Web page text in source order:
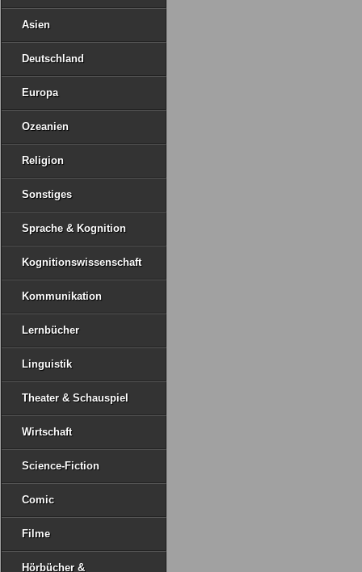
Asien
Deutschland
Europa
Ozeanien
Religion
Sonstiges
Sprache & Kognition
Kognitionswissenschaft
Kommunikation
Lernbücher
Linguistik
Theater & Schauspiel
Wirtschaft
Science-Fiction
Comic
Filme
Hörbücher &